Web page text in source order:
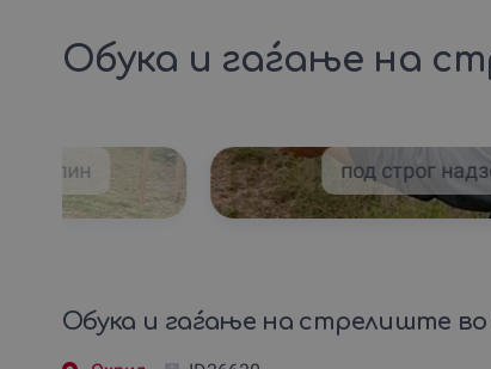
Обука и гаѓање на
под строг
Обука и гаѓање на стрелиште